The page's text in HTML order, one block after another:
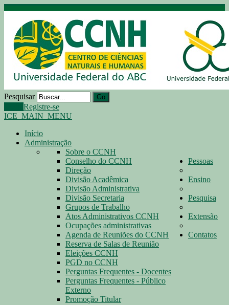
Pesquisar Go
Registre-se
ICE_MAIN_MENU
Início
Administração
Sobre o CCNH
Conselho do CCNH
Direção
Divisão Acadêmica
Divisão Administrativa
Divisão Secretaria
Grupos de Trabalho
Atos Administrativos CCNH
Ocupações administrativas
Agenda de Reuniões do CCNH
Reserva de Salas de Reunião
Eleições CCNH
PGD no CCNH
Perguntas Frequentes - Docentes
Perguntas Frequentes - Público
Externo
Promoção Titular
Pessoas
Ensino
Pesquisa
Extensão
Contatos